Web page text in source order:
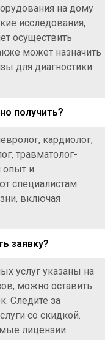
на дому
исследования,
осуществить
может назначить
для диагностики
получить?
кардиолог,
травматолог-
опыт и
специалистам
включая
заявку?
услуг указаны на
можно оставить
Следите за
со скидкой.
лицензии.